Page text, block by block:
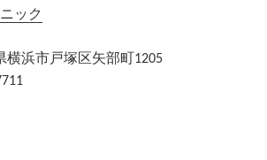
ック
横浜市戸塚区矢部町1205